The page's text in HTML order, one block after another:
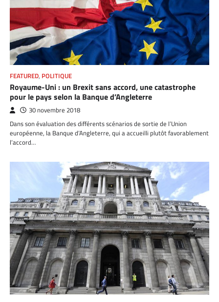
FEATURED, POLITIQUE
Royaume-Uni : un Brexit sans accord, une catastrophe
pour le pays selon la Banque d’Angleterre
30 novembre 2018
Dans son évaluation des différents scénarios de sortie de l’Union
européenne, la Banque d’Angleterre, qui a accueilli plutôt favorablement
l’accord…